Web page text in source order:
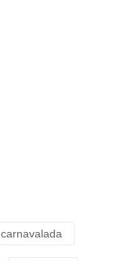
carnavalada